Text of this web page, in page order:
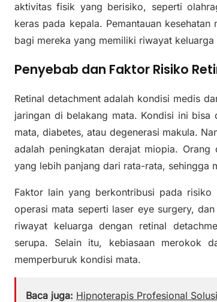
aktivitas fisik yang berisiko, seperti
keras pada kepala. Pemantauan
bagi mereka yang memiliki riwayat
Penyebab dan Faktor Risiko
Retinal detachment adalah kondisi medis
jaringan di belakang mata. Kondisi ini
mata, diabetes, atau degenerasi makula.
adalah peningkatan derajat miopia.
yang lebih panjang dari rata-rata, sehingga
Faktor lain yang berkontribusi pada
operasi mata seperti laser eye surgery,
riwayat keluarga dengan retinal
serupa. Selain itu, kebiasaan merokok
memperburuk kondisi mata.
Baca juga: Hipnoterapis Profesional